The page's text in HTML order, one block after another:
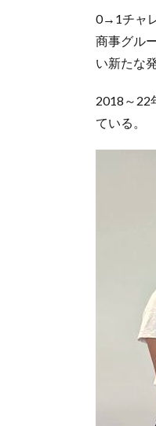
0→1チャ
商事グル
い新たな
2018～22
ている。